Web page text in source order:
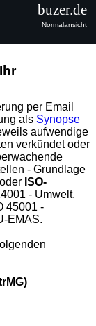
per Email
als Synopse
aufwendige
verkündet oder
- Grundlage
oder ISO-
- Umwelt,
45001 -
EMAS.
buzer.de
Normalansicht